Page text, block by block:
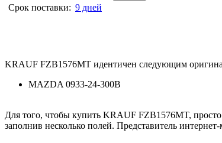
Срок поставки: 9 дней
KRAUF FZB1576MT идентичен следующим
MAZDA 0933-24-300B
Для того, чтобы купить KRAUF FZB1576MT,
заполнив несколько полей. Представитель